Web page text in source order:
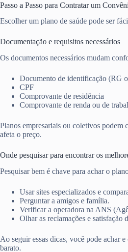
Passo a Passo para Contratar um
Escolher um plano de saúde pode ser
Documentação e requisitos necessários
Os documentos necessários mudam
Documento de identificação (RG
CPF
Comprovante de residência
Comprovante de renda ou de
Planos empresariais ou coletivos podem
afeta o preço.
Onde pesquisar para encontrar os
Pesquisar bem é chave para achar o
Usar sites especializados e
Perguntar a amigos e família.
Verificar a operadora na ANS
Olhar as reclamações e satisfação
Ao seguir essas dicas, você pode achar
barato.